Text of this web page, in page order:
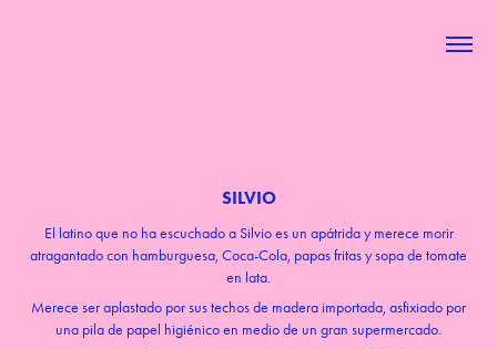
SILVIO
El latino que no ha escuchado a Silvio es un apátrida y merece morir
atragantado con hamburguesa, Coca-Cola, papas fritas y sopa de tomate
en lata.
Merece ser aplastado por sus techos de madera importada, asfixiado por
una pila de papel higiénico en medio de un gran supermercado.